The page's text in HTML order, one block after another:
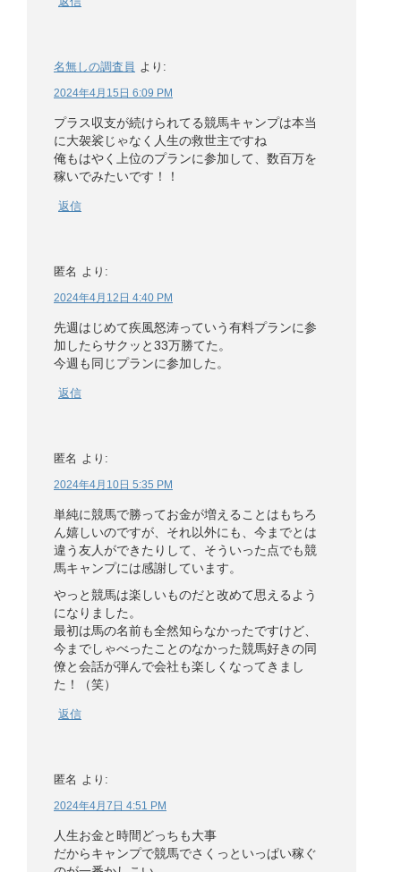
名無しの調査員 より:
2024年4月15日 6:09 PM
プラス収支が続けられてる競馬キャンプは本当
に大袈裟じゃなく人生の救世主ですね
俺もはやく上位のプランに参加して、数百万を
稼いでみたいです！！
返信
匿名 より:
2024年4月12日 4:40 PM
先週はじめて疾風怒涛っていう有料プランに参
加したらサクッと33万勝てた。
今週も同じプランに参加した。
返信
匿名 より:
2024年4月10日 5:35 PM
単純に競馬で勝ってお金が増えることはもちろ
ん嬉しいのですが、それ以外にも、今までとは
違う友人ができたりして、そういった点でも競
馬キャンプには感謝しています。
やっと競馬は楽しいものだと改めて思えるよう
になりました。
最初は馬の名前も全然知らなかったですけど、
今までしゃべったことのなかった競馬好きの同
僚と会話が弾んで会社も楽しくなってきまし
た！（笑）
返信
匿名 より:
2024年4月7日 4:51 PM
人生お金と時間どっちも大事
だからキャンプで競馬でさくっといっぱい稼ぐ